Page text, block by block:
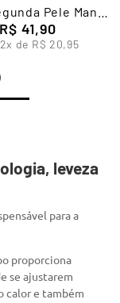
Pele Manga
Longa
R$ 41,90
2x de R$ 20,95
leveza
para a
proporciona
se ajustarem
calor e também
pele